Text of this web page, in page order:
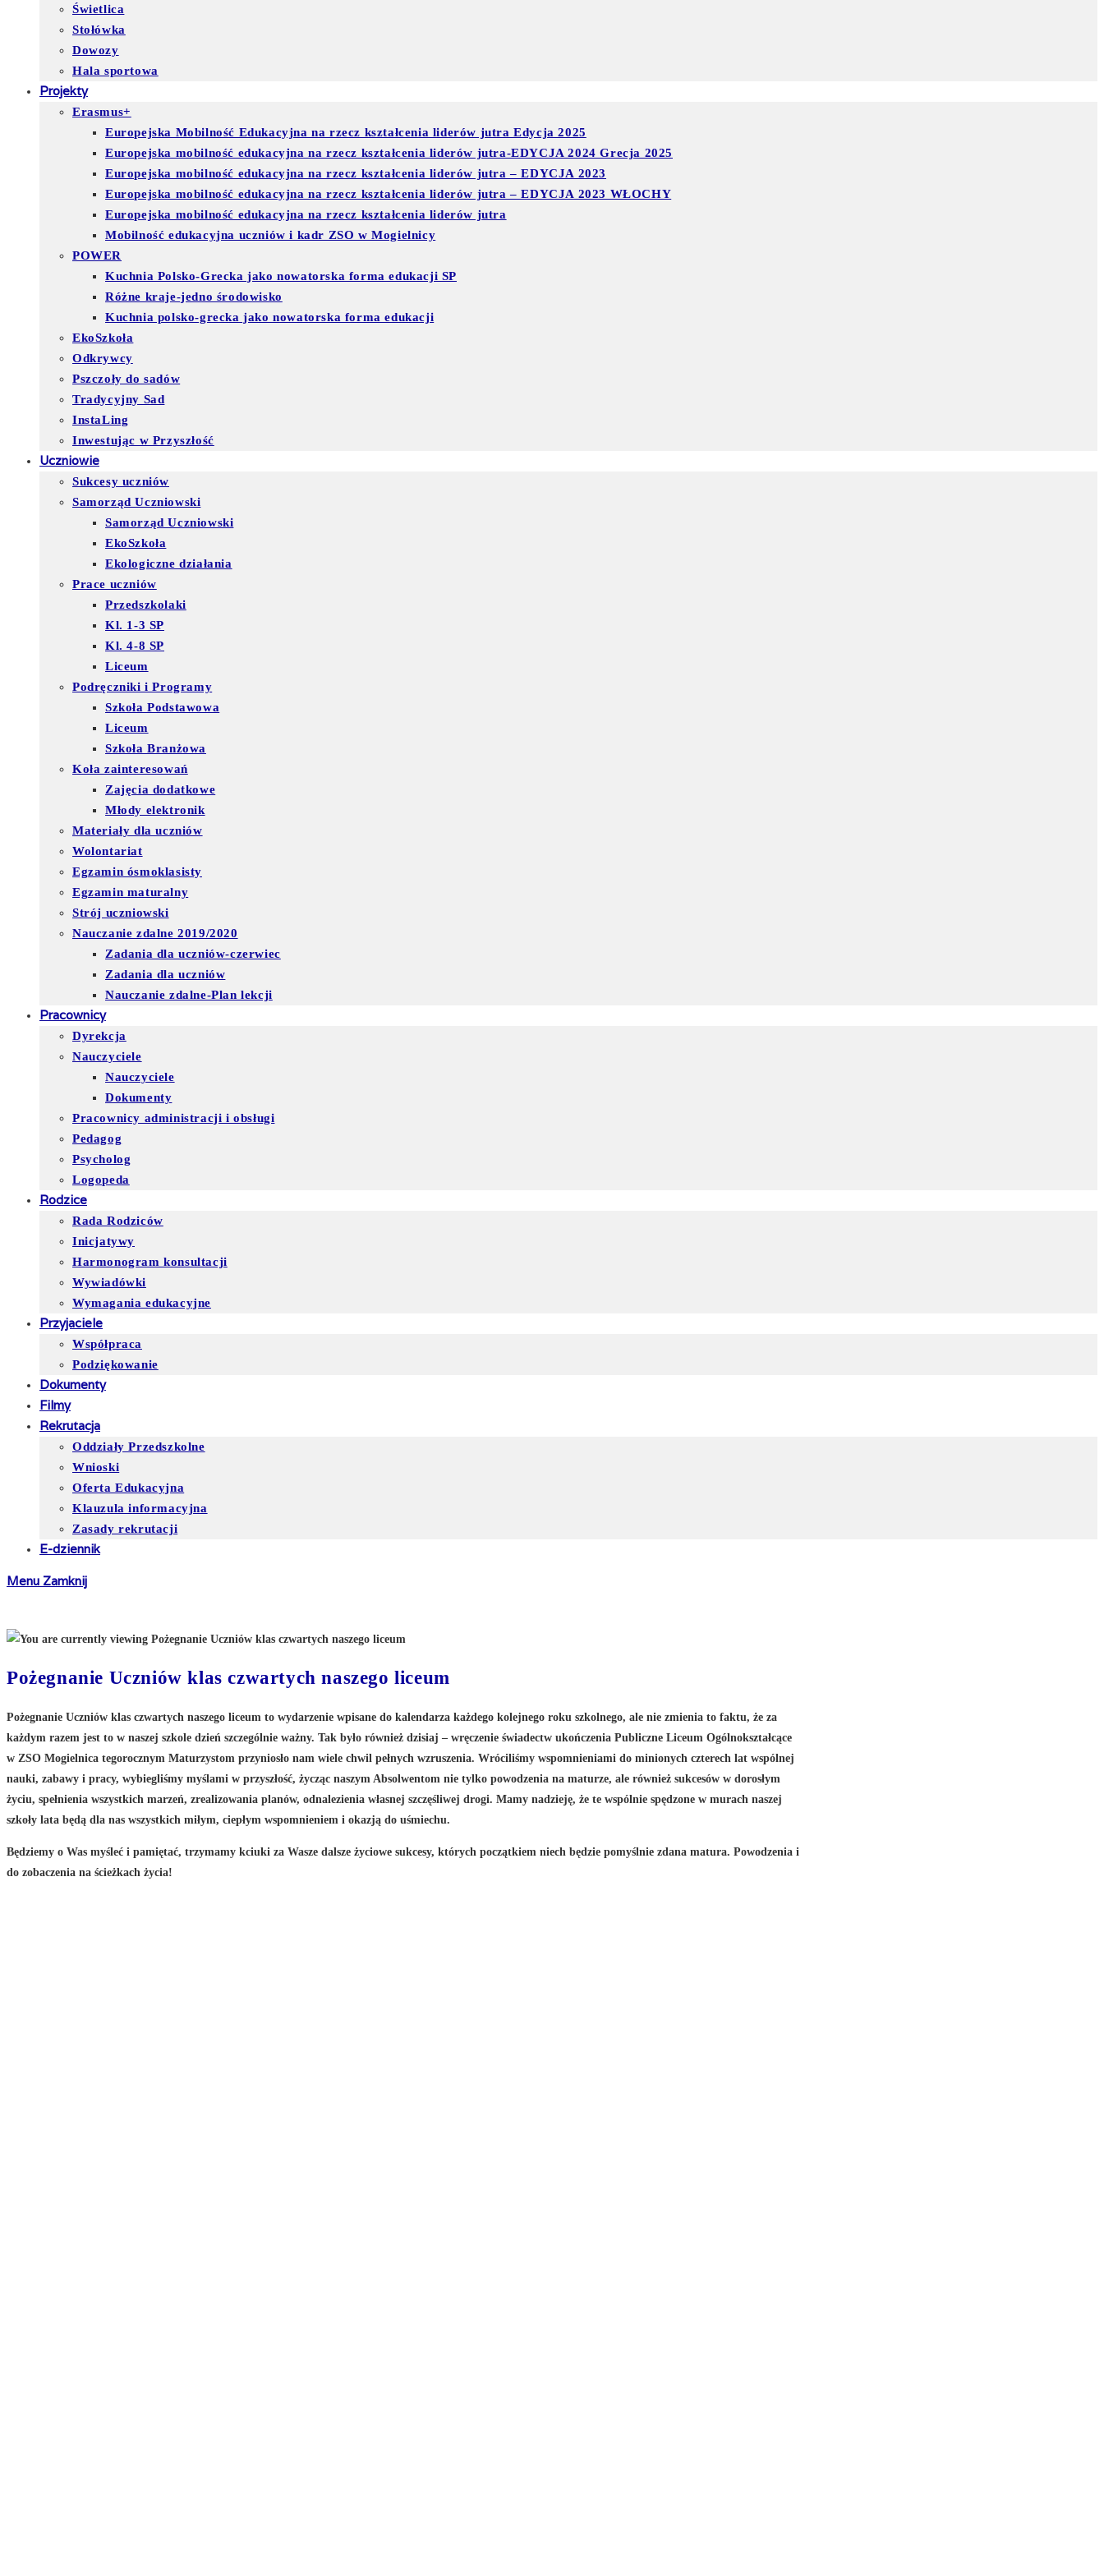
Świetlica
Stołówka
Dowozy
Hala sportowa
Projekty
Erasmus+
Europejska Mobilność Edukacyjna na rzecz kształcenia liderów jutra Edycja 2025
Europejska mobilność edukacyjna na rzecz kształcenia liderów jutra-EDYCJA 2024 Grecja 2025
Europejska mobilność edukacyjna na rzecz kształcenia liderów jutra – EDYCJA 2023
Europejska mobilność edukacyjna na rzecz kształcenia liderów jutra – EDYCJA 2023 WŁOCHY
Europejska mobilność edukacyjna na rzecz kształcenia liderów jutra
Mobilność edukacyjna uczniów i kadr ZSO w Mogielnicy
POWER
Kuchnia Polsko-Grecka jako nowatorska forma edukacji SP
Różne kraje-jedno środowisko
Kuchnia polsko-grecka jako nowatorska forma edukacji
EkoSzkoła
Odkrywcy
Pszczoły do sadów
Tradycyjny Sad
InstaLing
Inwestując w Przyszłość
Uczniowie
Sukcesy uczniów
Samorząd Uczniowski
Samorząd Uczniowski
EkoSzkoła
Ekologiczne działania
Prace uczniów
Przedszkolaki
Kl. 1-3 SP
Kl. 4-8 SP
Liceum
Podręczniki i Programy
Szkoła Podstawowa
Liceum
Szkoła Branżowa
Koła zainteresowań
Zajęcia dodatkowe
Młody elektronik
Materiały dla uczniów
Wolontariat
Egzamin ósmoklasisty
Egzamin maturalny
Strój uczniowski
Nauczanie zdalne 2019/2020
Zadania dla uczniów-czerwiec
Zadania dla uczniów
Nauczanie zdalne-Plan lekcji
Pracownicy
Dyrekcja
Nauczyciele
Nauczyciele
Dokumenty
Pracownicy administracji i obsługi
Pedagog
Psycholog
Logopeda
Rodzice
Rada Rodziców
Inicjatywy
Harmonogram konsultacji
Wywiadówki
Wymagania edukacyjne
Przyjaciele
Współpraca
Podziękowanie
Dokumenty
Filmy
Rekrutacja
Oddziały Przedszkolne
Wnioski
Oferta Edukacyjna
Klauzula informacyjna
Zasady rekrutacji
E-dziennik
Menu Zamknij
Pożegnanie Uczniów klas czwartych naszego liceum
Pożegnanie Uczniów klas czwartych naszego liceum to wydarzenie wpisane do kalendarza każdego kolejnego roku szkolnego, ale nie zmienia to faktu, że za
każdym razem jest to w naszej szkole dzień szczególnie ważny. Tak było również dzisiaj – wręczenie świadectw ukończenia Publiczne Liceum Ogólnokształcące
w ZSO Mogielnica tegorocznym Maturzystom przyniosło nam wiele chwil pełnych wzruszenia. Wróciliśmy wspomnieniami do minionych czterech lat wspólnej
nauki, zabawy i pracy, wybiegliśmy myślami w przyszłość, życząc naszym Absolwentom nie tylko powodzenia na maturze, ale również sukcesów w dorosłym
życiu, spełnienia wszystkich marzeń, zrealizowania planów, odnalezienia własnej szczęśliwej drogi. Mamy nadzieję, że te wspólnie spędzone w murach naszej
szkoły lata będą dla nas wszystkich miłym, ciepłym wspomnieniem i okazją do uśmiechu.
Będziemy o Was myśleć i pamiętać, trzymamy kciuki za Wasze dalsze życiowe sukcesy, których początkiem niech będzie pomyślnie zdana matura. Powodzenia i
do zobaczenia na ścieżkach życia!